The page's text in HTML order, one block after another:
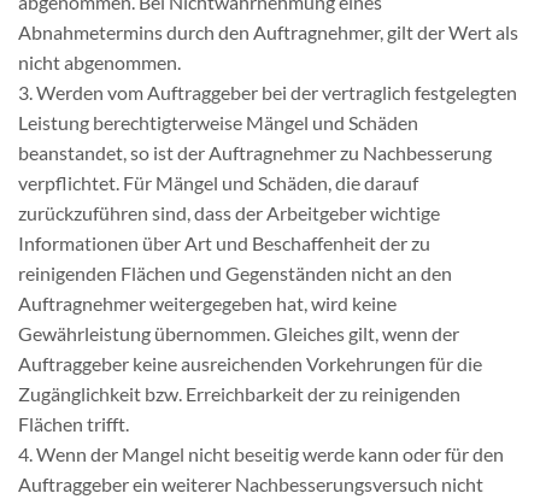
Abnahmetermins durch den Auftragnehmer, gilt der Wert als
nicht abgenommen.
3. Werden vom Auftraggeber bei der vertraglich festgelegten
Leistung berechtigterweise Mängel und Schäden
beanstandet, so ist der Auftragnehmer zu Nachbesserung
verpflichtet. Für Mängel und Schäden, die darauf
zurückzuführen sind, dass der Arbeitgeber wichtige
Informationen über Art und Beschaffenheit der zu
reinigenden Flächen und Gegenständen nicht an den
Auftragnehmer weitergegeben hat, wird keine
Gewährleistung übernommen. Gleiches gilt, wenn der
Auftraggeber keine ausreichenden Vorkehrungen für die
Zugänglichkeit bzw. Erreichbarkeit der zu reinigenden
Flächen trifft.
4. Wenn der Mangel nicht beseitig werde kann oder für den
Auftraggeber ein weiterer Nachbesserungsversuch nicht